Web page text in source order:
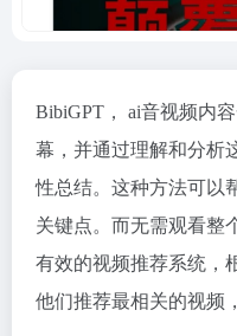
BibiGPT， ai音视频内
幕，并通过理解和分析
性总结。这种方法可以
关键点。而无需观看整
有效的视频推荐系统，
他们推荐最相关的视频